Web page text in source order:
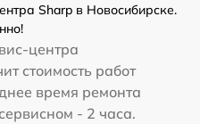
Sharp в Новосибирске.
центра
стоимость работ
время ремонта
- 2 часа.